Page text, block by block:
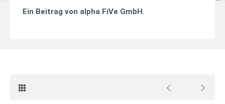
Ein Beitrag von alpha FiVe GmbH.